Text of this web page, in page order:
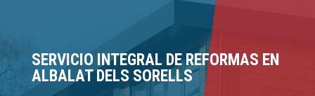
SERVICIO INTEGRAL DE REFORMAS EN
ALBALAT DELS SORELLS